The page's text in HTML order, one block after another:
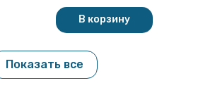
В корзину
Показать все